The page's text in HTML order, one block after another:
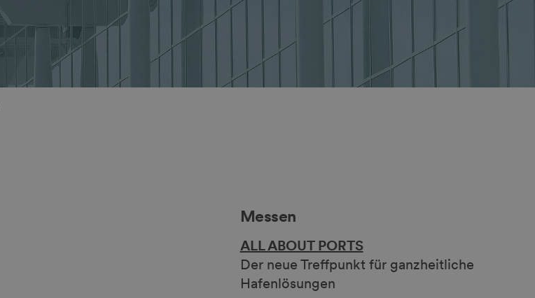
Messen
ALL ABOUT PORTS
Der neue Treffpunkt für ganzheitliche
Hafenlösungen